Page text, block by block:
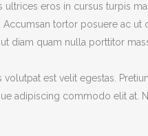
eros in cursus turpis
tortor posuere ac ut
diam quam nulla porttitor
est velit egestas.
adipiscing commodo elit at.